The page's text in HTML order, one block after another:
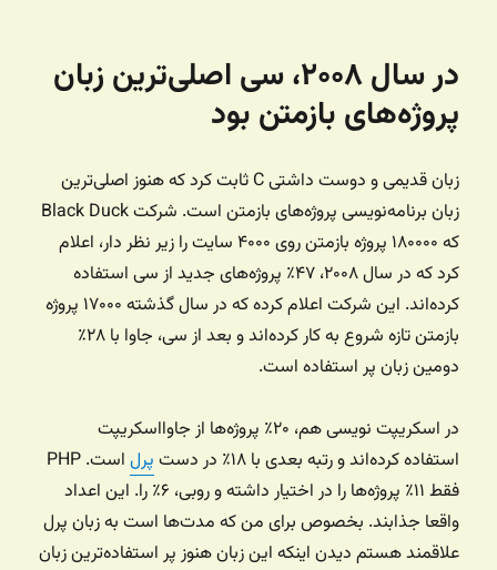
در سال ۲۰۰۸، سی اصلی‌ترین زبان
پروژه‌های بازمتن بود
زبان قدیمی و دوست داشتی C ثابت کرد که هنوز اصلی‌ترین
زبان برنامه‌نویسی پروژه‌های بازمتن است. شرکت Black Duck
که ۱۸۰۰۰۰ پروژه بازمتن روی ۴۰۰۰ سایت را زیر نظر دار، اعلام
کرد که در سال ۲۰۰۸، ۴۷٪ پروژه‌های جدید از سی استفاده
کرده‌اند. این شرکت اعلام کرده که در سال گذشته ۱۷۰۰۰ پروژه
بازمتن تازه شروع به کار کرده‌اند و بعد از سی، جاوا با ۲۸٪
دومین زبان پر استفاده است.
در اسکریپت نویسی هم، ۲۰٪ پروژه‌ها از جاوااسکریپت
استفاده کرده‌اند و رتبه بعدی با ۱۸٪ در دست
پرل
است. PHP
فقط ۱۱٪ پروژه‌ها را در اختیار داشته و روبی، ۶٪ را. این اعداد
واقعا جذابند. بخصوص برای من که مدت‌ها است به زبان پرل
علاقمند هستم دیدن اینکه این زبان هنوز پر استفاده‌ترین زبان